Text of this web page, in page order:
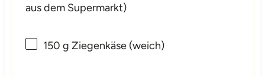
aus dem Supermarkt)
150 g Ziegenkäse (weich)